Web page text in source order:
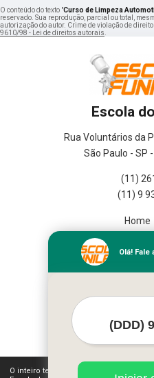
O conteúdo do texto "Curso de Limpeza
reservado. Sua reprodução, parcial ou total,
autorização do autor. Crime de violação de
9610/98 - Lei de direitos autorais
Escola
Rua Voluntários da
São Paulo - SP
(11)
(11) 9
Home
Mapa
O inteiro teor deste site está sujeito à
Olá! Fale